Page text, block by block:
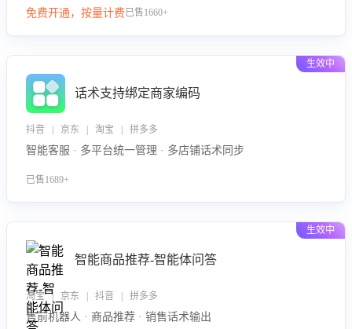
免费开通，按量计费已售1660+
生效中
话术支持绑定商家编码
抖音 | 京东 | 淘宝 | 拼多多
智能客服 · 多平台统一管理 · 多店铺话术同步
已售1689+
生效中
智能商品推荐-智能体问答
淘宝 | 京东 | 抖音 | 拼多多
售前机器人 · 商品推荐 · 销售话术输出